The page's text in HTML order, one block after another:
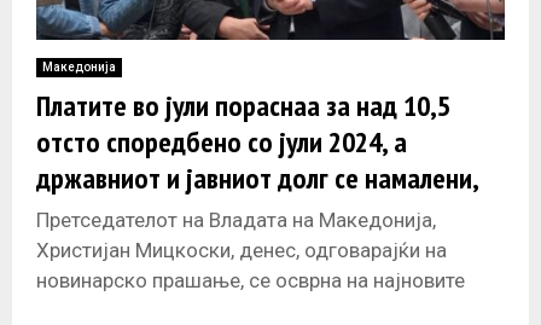
Македонија
Платите во јули пораснаа за над 10,5
отсто споредбено со јули 2024, а
државниот и јавниот долг се намалени,
вели Мицкоски
Претседателот на Владата на Македонија,
Христијан Мицкоски, денес, одговарајќи на
новинарско прашање, се осврна на најновите